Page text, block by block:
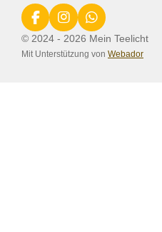
F
a
c
e
I
n
s
t
W
h
t
© 2024 - 2026 Mein Teelicht
Mit Unterstützung von Webador